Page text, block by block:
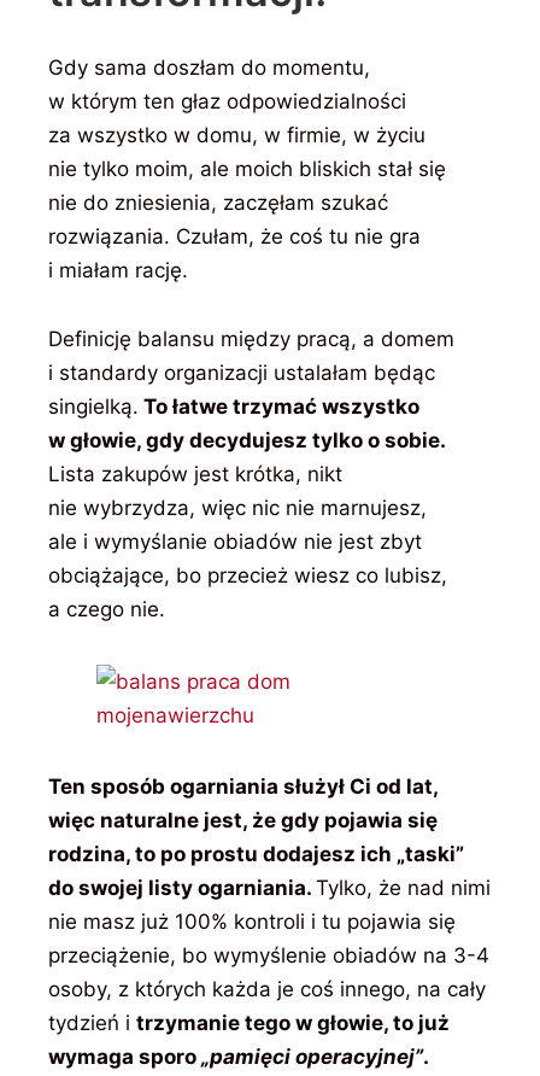
Gdy sama doszłam do momentu,
w którym ten głaz odpowiedzialności
za wszystko w domu, w firmie, w życiu
nie tylko moim, ale moich bliskich stał się
nie do zniesienia, zaczęłam szukać
rozwiązania. Czułam, że coś tu nie gra
i miałam rację.
Definicję balansu między pracą, a domem
i standardy organizacji ustalałam będąc
singielką. To łatwe trzymać wszystko
w głowie, gdy decydujesz tylko o sobie.
Lista zakupów jest krótka, nikt
nie wybrzydza, więc nic nie marnujesz,
ale i wymyślanie obiadów nie jest zbyt
obciążające, bo przecież wiesz co lubisz,
a czego nie.
Ten sposób ogarniania służył Ci od lat,
więc naturalne jest, że gdy pojawia się
rodzina, to po prostu dodajesz ich „taski”
do swojej listy ogarniania. Tylko, że nad nimi
nie masz już 100% kontroli i tu pojawia się
przeciążenie, bo wymyślenie obiadów na 3-4
osoby, z których każda je coś innego, na cały
tydzień i trzymanie tego w głowie, to już
wymaga sporo „pamięci operacyjnej”.